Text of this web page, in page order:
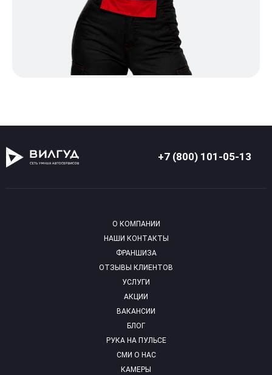
+7 (800) 101-05-13
О КОМПАНИИ
НАШИ КОНТАКТЫ
ФРАНШИЗА
ОТЗЫВЫ КЛИЕНТОВ
УСЛУГИ
АКЦИИ
ВАКАНСИИ
БЛОГ
РУКА НА ПУЛЬСЕ
СМИ О НАС
КАМЕРЫ